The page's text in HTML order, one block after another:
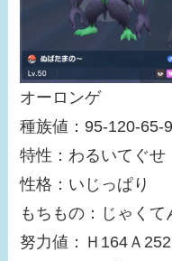
オーロンゲ
種族値：95-120-65-
特性：わるいてぐせ
性格：いじっぱり
もちもの：じゃくて
努力値：Ｈ164Ａ